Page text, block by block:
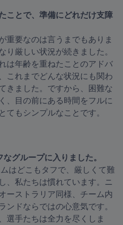
ことで、準備にどれだけ支障
重要なのは言うまでもありま
厳しい状況が続きました。
は年齢を重ねたことのアドバ
これまでどんな状況にも関わ
きました。ですから、困難な
、目の前にある時間をフルに
てもシンプルなことです。
はどこもタフで、厳しくて難
、私たちは慣れています。ニ
ーストラリア同様、チーム内
ドならではの心意気です。
選手たちは全力を尽くしま